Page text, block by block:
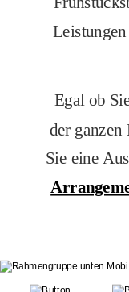
Egal ob
der ganzen
Sie eine